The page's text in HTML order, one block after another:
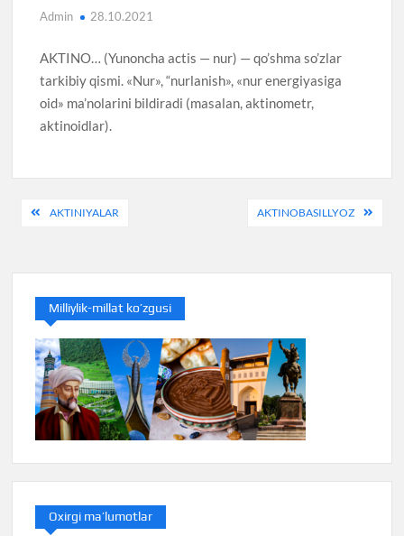
Admin 28.10.2021
AKTINO… (Yunoncha actis — nur) — qo’shma so’zlar
tarkibiy qismi. «Nur», “nurlanish», «nur energiyasiga
oid» ma’nolarini bildiradi (masalan, aktinometr,
aktinoidlar).
PostAKTINIYALAR AKTINOBASILLYOZ
Milliylik-millat ko’zgusi
Oxirgi ma’lumotlar